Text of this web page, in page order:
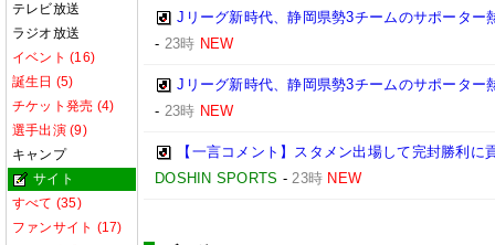
テレビ放送
ラジオ放送
イベント (16)
誕生日 (5)
チケット発売 (4)
選手出演 (9)
キャンプ
サイト
すべて (35)
ファンサイト (17)
Jリーグ新時代、静岡県勢3チームのサポータ
- 23時 NEW
Jリーグ新時代、静岡県勢3チームのサポータ
- 23時 NEW
【一言コメント】スタメン出場して完封勝利
DOSHIN SPORTS -23時 NEW